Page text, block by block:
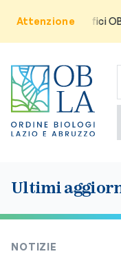
Attenzione
che gli uffici
Ultimi
NOTIZIE